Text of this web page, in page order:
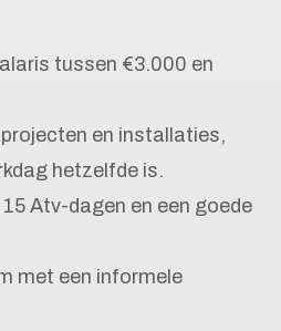
tussen €3.000 en
en installaties,
hetzelfde is.
Atv-dagen en een goede
met een informele